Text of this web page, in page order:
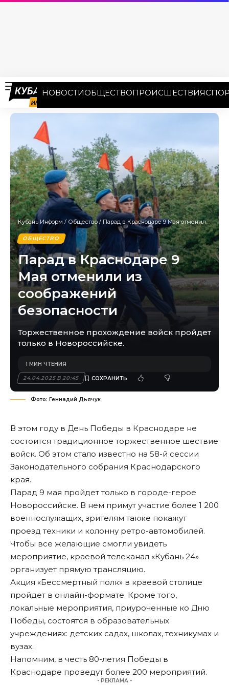
НОВОСТИОБЩЕСТВОПРОИСШЕСТВИЯ
Кубань Информ / Общество / Парад в Краснодаре 9 Мая отменили из соображений безопасности
ОБЩЕСТВО
Парад в Краснодаре 9
Мая отменили из
соображений
безопасности
Торжественное прохождение войск пройдет
только в Новороссийске.
24.04.2025 В 20:45
1 МИН ЧТЕНИЯ
Фото: Геннадий Дьячук
В этом году в День Победы в Краснодаре не
состоится традиционное торжественное шествие
войск. Об этом стало известно на 58-й сессии
Законодательного собрания Краснодарского
края.
Парад 9 мая пройдет только в городе-герое
Новороссийске. В нем примут участие более 1 200
военнослужащих, зрителям также покажут
проезд техники и колонну ретро-автомобилей.
Чтобы все желающие смогли увидеть
мероприятие, краевой телеканал «Кубань 24»
организует прямую трансляцию.
Акция «Бессмертный полк» в краевой столице
пройдет в онлайн-формате. Кроме того,
локальные мероприятия, приуроченные ко Дню
Победы, состоятся в образовательных
учреждениях: детских садах, школах, техникумах и
вузах.
Напомним, в честь 80-летия Победы в
Краснодаре проведут более 200 мероприятий.
- РЕКЛАМА -